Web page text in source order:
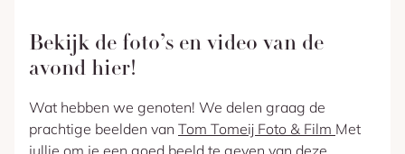
Bekijk de foto’s en video van de
avond hier!
Wat hebben we genoten! We delen graag de
prachtige beelden van Tom Tomeij Foto & Film Met
jullie om je een goed beeld te geven van deze